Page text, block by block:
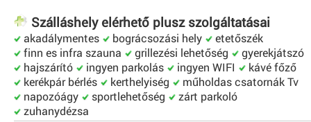
Szálláshely elérhető plusz szolgáltatásai
akadálymentes bográcsozási hely
etetőszék
finn es infra szauna
grillezési lehetőség
gyerekjátszó
hajszárító
ingyen parkolás ingyen WIFI
kávé főző
kerékpár bérlés
kerthelyiség
műholdas csatornák Tv
napozóágy
sportlehetőség
zárt parkoló
zuhanydézsa